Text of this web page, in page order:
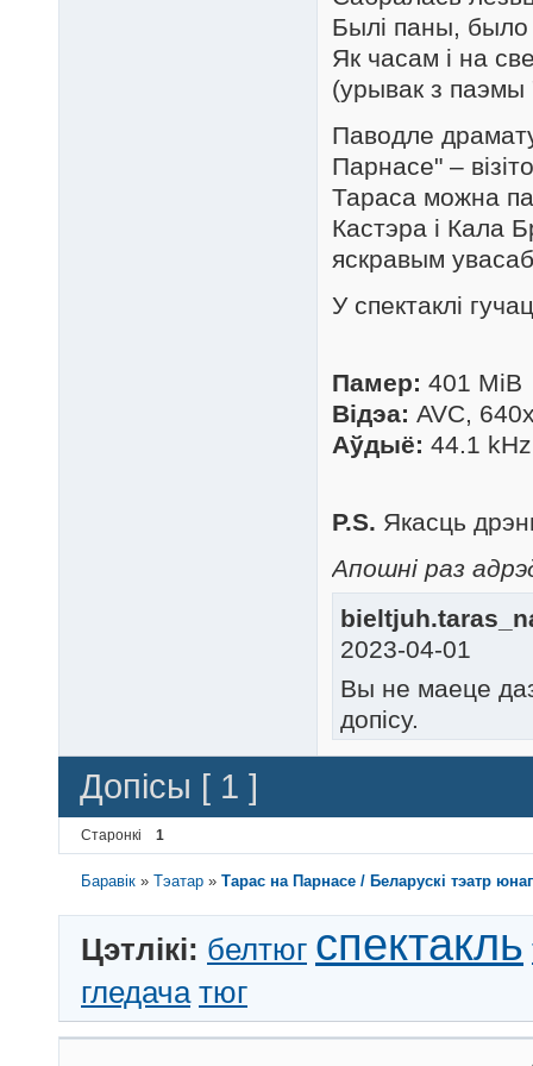
Былі паны, было
Як часам і на
(урывак з
Паводле
Парнасе" –
Тараса можна
Кастэра і Кала
яскравым
У спектаклі
Памер: 401 MiB
Відэа: AVC,
Аўдыё: 44.1
P.S. Якасць
Апошні раз
2023-04-01
Вы не маеце
допісу.
Допісы [ 1 ]
Старонкі 1
Баравік »Тэатар »Тарас на Парнасе / Беларускі тэатр
Цэтлікі: белтюг спектакль
гледача тюг